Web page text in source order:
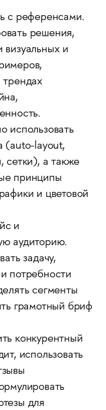
с референсами.
решения,
визуальных и
трендах
использовать
(auto-layout,
сетки), а также
принципы
и цветовой
и
аудиторию.
задачу,
потребности
сегменты
грамотный бриф
конкурентный
использовать
для